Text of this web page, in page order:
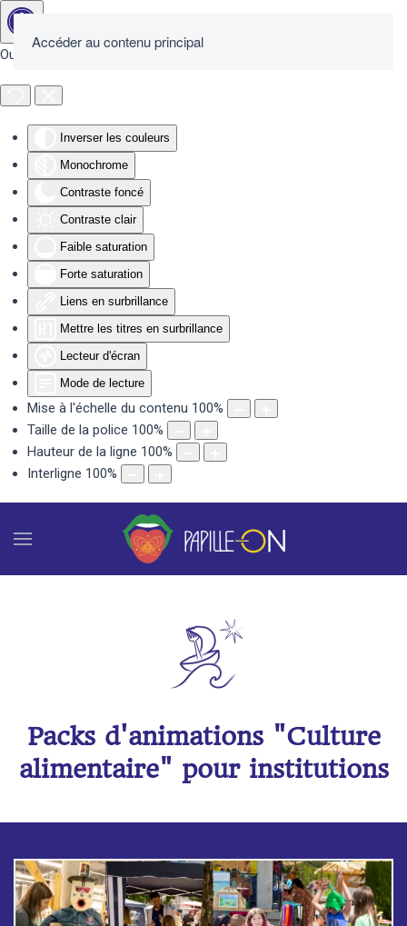
Outils d'accessibilité
Inverser les couleurs
Monochrome
Contraste foncé
Contraste clair
Faible saturation
Forte saturation
Liens en surbrillance
Mettre les titres en surbrillance
Lecteur d'écran
Mode de lecture
Mise à l'échelle du contenu 100%
Taille de la police 100%
Hauteur de la ligne 100%
Interligne 100%
Accéder au contenu principal
Packs d'animations "Culture
alimentaire" pour institutions